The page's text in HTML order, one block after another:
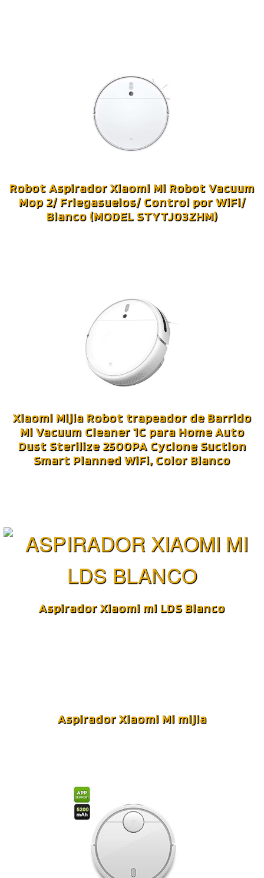
Robot Aspirador Xiaomi Mi Robot Vacuum
Mop 2/ Friegasuelos/ Control por WiFi/
Blanco (MODEL STYTJ03ZHM)
Xiaomi Mijia Robot trapeador de Barrido
Mi Vacuum Cleaner 1C para Home Auto
Dust Sterilize 2500PA Cyclone Suction
Smart Planned WiFi, Color Blanco
Aspirador Xiaomi mi LDS Blanco
Aspirador Xiaomi Mi mijia